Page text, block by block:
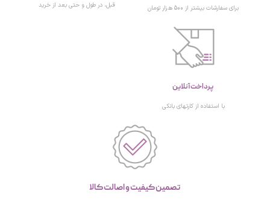
برای سفارشات بیشتر از 500 هزار تومان قبل، در طول و حتی بعد از خرید
پرداخت آنلاین
با استفاده از کارتهای بانکی
تصمین کیفیت و اصالت کالا